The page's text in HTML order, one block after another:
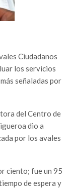
Ciudadanos
los servicios
señaladas por
del Centro de
dio a
por los avales
ciento; fue un 95
de espera y